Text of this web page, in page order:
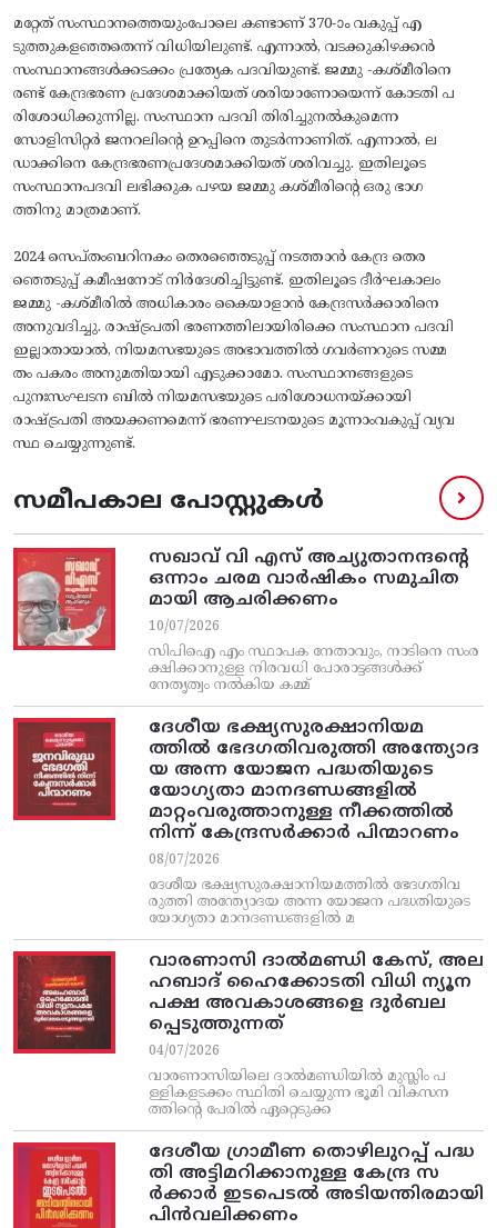
മറ്റേത്‌ സംസ്ഥാനത്തെയുംപോലെ കണ്ടാണ്‌ 370-ാം വകുപ്പ്‌ എ
ടുത്തുകളഞ്ഞതെന്ന്‌ വിധിയിലുണ്ട്‌. എന്നാൽ, വടക്കുകിഴക്കൻ
സംസ്ഥാനങ്ങൾക്കടക്കം പ്രത്യേക പദവിയുണ്ട്‌. ജമ്മു -കശ്‌മീരിനെ
രണ്ട്‌ കേന്ദ്രഭരണ പ്രദേശമാക്കിയത്‌ ശരിയാണോയെന്ന്‌ കോടതി പ
രിശോധിക്കുന്നില്ല. സംസ്ഥാന പദവി തിരിച്ചുനൽകുമെന്ന
സോളിസിറ്റർ ജനറലിന്റെ ഉറപ്പിനെ തുടർന്നാണിത്‌. എന്നാൽ, ല
ഡാക്കിനെ കേന്ദ്രഭരണപ്രദേശമാക്കിയത്‌ ശരിവച്ചു. ഇതിലൂടെ
സംസ്ഥാനപദവി ലഭിക്കുക പഴയ ജമ്മു കശ്‌മീരിന്റെ ഒരു ഭാഗ
ത്തിനു മാത്രമാണ്‌.
2024 സെപ്‌തംബറിനകം തെരഞ്ഞെടുപ്പ്‌ നടത്താൻ കേന്ദ്ര തെര
ഞ്ഞെടുപ്പ്‌ കമീഷനോട്‌ നിർദേശിച്ചിട്ടുണ്ട്‌. ഇതിലൂടെ ദീർഘകാലം
ജമ്മു -കശ്‌മീരിൽ അധികാരം കൈയാളാൻ കേന്ദ്രസർക്കാരിനെ
അനുവദിച്ചു. രാഷ്‌ട്രപതി ഭരണത്തിലായിരിക്കെ സംസ്ഥാന പദവി
ഇല്ലാതായാൽ, നിയമസഭയുടെ അഭാവത്തിൽ ഗവർണറുടെ സമ്മ
തം പകരം അനുമതിയായി എടുക്കാമോ. സംസ്ഥാനങ്ങളുടെ
പുനഃസംഘടന ബിൽ നിയമസഭയുടെ പരിശോധനയ്‌ക്കായി
രാഷ്‌ട്രപതി അയക്കണമെന്ന്‌ ഭരണഘടനയുടെ മൂന്നാംവകുപ്പ്‌ വ്യവ
സ്ഥ ചെയ്യുന്നുണ്ട്‌.
സമീപകാല പോസ്റ്റുകൾ
സഖാവ് വി എസ്‌ അച്യുതാനന്ദന്റെ
ഒന്നാം ചരമ വാര്‍ഷികം സമുചിത
മായി ആചരിക്കണം
10/07/2026
സിപിഐ എം സ്ഥാപക നേതാവും, നാടിനെ സംര
ക്ഷിക്കാനുള്ള നിരവധി പോരാട്ടങ്ങള്‍ക്ക്‌
നേതൃത്വം നല്‍കിയ കമ്മ്
ദേശീയ ഭക്ഷ്യസുരക്ഷാനിയമ
ത്തിൽ ഭേദഗതിവരുത്തി അന്ത്യോദ
യ അന്ന യോജന പദ്ധതിയുടെ
യോഗ്യതാ മാനദണ്ഡങ്ങളിൽ
മാറ്റംവരുത്താനുള്ള നീക്കത്തിൽ
നിന്ന്‌ കേന്ദ്രസർക്കാർ പിന്മാറണം
08/07/2026
ദേശീയ ഭക്ഷ്യസുരക്ഷാനിയമത്തിൽ ഭേദഗതിവ
രുത്തി അന്ത്യോദയ അന്ന യോജന പദ്ധതിയുടെ
യോഗ്യതാ മാനദണ്ഡങ്ങളിൽ മ
വാരണാസി ദാൽമണ്ഡി കേസ്, അല
ഹബാദ് ഹൈക്കോടതി വിധി ന്യൂന
പക്ഷ അവകാശങ്ങളെ ദുർബല
പ്പെടുത്തുന്നത്
04/07/2026
വാരണാസിയിലെ ദാൽമണ്ഡിയിൽ മുസ്ലിം പ
ള്ളികളടക്കം സ്ഥിതി ചെയ്യുന്ന ഭൂമി വികസന
ത്തിന്റെ പേരിൽ ഏറ്റെടുക്ക
ദേശീയ ഗ്രാമീണ തൊഴിലുറപ്പ്‌ പദ്ധ
തി അട്ടിമറിക്കാനുള്ള കേന്ദ്ര സ
ര്‍ക്കാര്‍ ഇടപെടല്‍ അടിയന്തിരമായി
പിന്‍വലിക്കണം